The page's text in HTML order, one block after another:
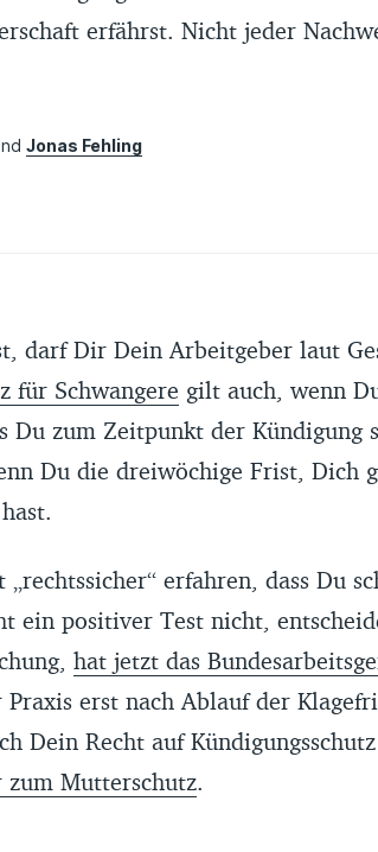
erfährst. Nicht jeder
Jonas Fehling
darf Dir Dein Arbeitgeber laut
für Schwangere gilt auch, wenn
Du zum Zeitpunkt der Kündigung
Du die dreiwöchige Frist, Dich
erfahren, dass Du
ein positiver Test nicht,
hat jetzt das
erst nach Ablauf der
Dein Recht auf
zum Mutterschutz.